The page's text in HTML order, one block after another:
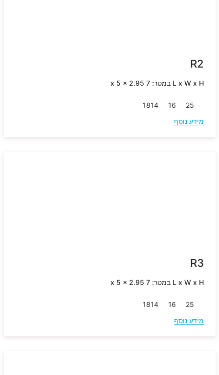
R2
L x W x H במטר: 7 x 5 x 2.95
25
16
14
18
מידע נוסף
R3
L x W x H במטר: 7 x 5 x 2.95
25
16
14
18
מידע נוסף